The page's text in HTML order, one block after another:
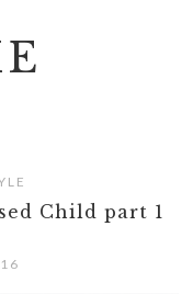
Child part 1